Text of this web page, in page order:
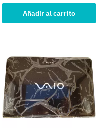
Añadir al carrito